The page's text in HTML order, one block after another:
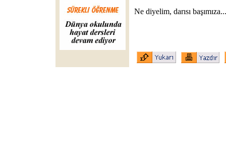
Ne diyelim, darısı başımıza...